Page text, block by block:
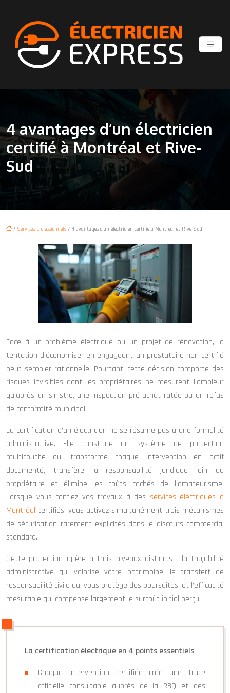
4 avantages d’un électricien
certifié à Montréal et Rive-
Sud
/ Services professionnels / 4 avantages d’un électricien certifié à Montréal et Rive-Sud
Face à un problème électrique ou un projet de rénovation, la
tentation d’économiser en engageant un prestataire non certifié
peut sembler rationnelle. Pourtant, cette décision comporte des
risques invisibles dont les propriétaires ne mesurent l’ampleur
qu’après un sinistre, une inspection pré-achat ratée ou un refus
de conformité municipal.
La certification d’un électricien ne se résume pas à une formalité
administrative. Elle constitue un système de protection
multicouche qui transforme chaque intervention en actif
documenté, transfère la responsabilité juridique loin du
propriétaire et élimine les coûts cachés de l’amateurisme.
Lorsque vous confiez vos travaux à des services électriques à
Montréal certifiés, vous activez simultanément trois mécanismes
de sécurisation rarement explicités dans le discours commercial
standard.
Cette protection opère à trois niveaux distincts : la traçabilité
administrative qui valorise votre patrimoine, le transfert de
responsabilité civile qui vous protège des poursuites, et l’efficacité
mesurable qui compense largement le surcoût initial perçu.
La certification électrique en 4 points essentiels
Chaque intervention certifiée crée une trace
officielle consultable auprès de la RBQ et des